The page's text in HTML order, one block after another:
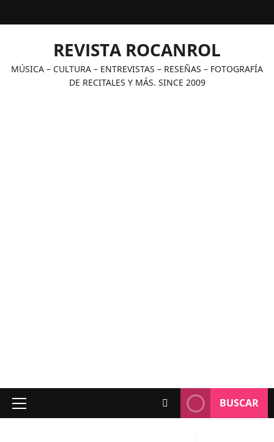
al
REVISTA ROCANROL
MÚSICA – CULTURA – ENTREVISTAS – RESEÑAS – FOTOGRAFÍA
DE RECITALES Y MÁS. SINCE 2009
Menú
BUSCAR